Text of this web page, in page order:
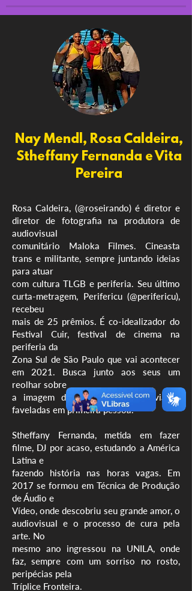
Nay Mendl, Rosa Caldeira,
Stheffany Fernanda e Vita
Pereira
Rosa Caldeira, (@roseirando) é diretor e
diretor de fotografia na produtora de
audiovisual
comunitário Maloka Filmes. Cineasta
trans e militante, sempre juntando ideias
para atuar
com cultura TLGB e periferia. Seu último
curta-metragem, Perifericu (@perifericu),
recebeu
mais de 25 prêmios. É co-idealizador do
Festival Cuir, festival de cinema na
periferia da
Zona Sul de São Paulo que vai acontecer
em 2021. Busca junto aos seus um
reolhar sobre
a imagem de experiências transviadas
faveladas em primeira pessoa.
Stheffany Fernanda, metida em fazer
filme, DJ por acaso, estudando a América
Latina e
fazendo história nas horas vagas. Em
2017 se formou em Técnica de Produção
de Áudio e
Vídeo, onde descobriu seu grande amor, o
audiovisual e o processo de cura pela
arte. No
mesmo ano ingressou na UNILA, onde
faz, sempre com um sorriso no rosto,
peripécias pela
Tríplice Fronteira.